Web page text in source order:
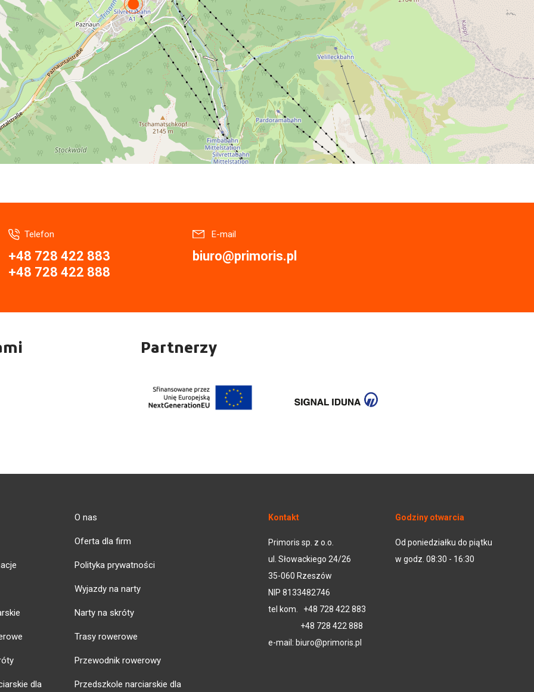
Telefon
+48 728 422 883
+48 728 422 888
E-mail
biuro@primoris.pl
Partnerzy
O nas
Oferta dla firm
Polityka prywatności
Wyjazdy na narty
Narty na skróty
Trasy rowerowe
Przewodnik rowerowy
dla Przedszkole narciarskie dla
Kontakt
Primoris sp. z o.o.
ul. Słowackiego 24/26
35-060 Rzeszów
NIP 8133482746
tel kom. +48 728 422 883
+48 728 422 888
e-mail: biuro@primoris.pl
Godziny otwarcia
Od poniedziałku do piątku
w godz. 08:30 - 16:30